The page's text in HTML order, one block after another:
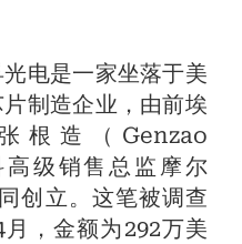
电是一家坐落于美
制造企业，由前埃
根造（Genzao
级销售总监摩尔
创立。这笔被调查
，金额为292万美